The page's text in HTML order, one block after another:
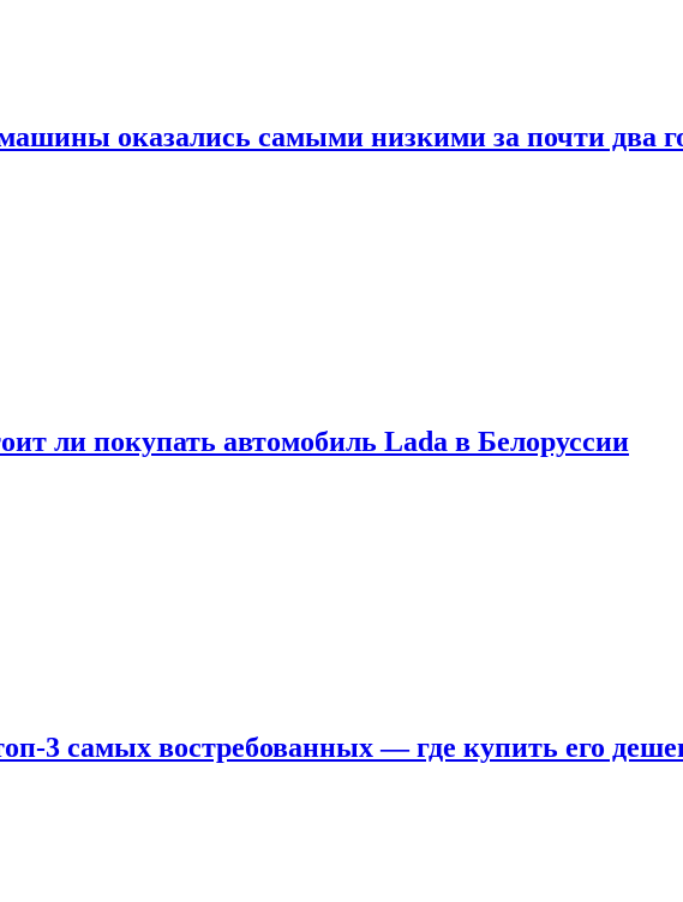
оказались самыми низкими за почти два
ли покупать автомобиль Lada в Белоруссии
3 самых востребованных — где купить его